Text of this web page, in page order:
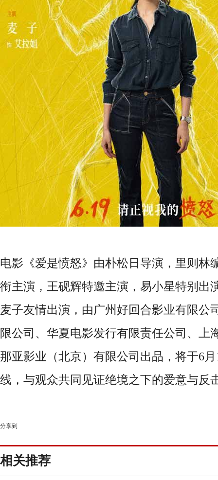
电影《爱是愤怒》由朴松日导演，里则林
衔主演，王砚辉特邀主演，易小星特别出
麦子友情出演，由广州好回合影业有限公
限公司、华夏电影发行有限责任公司、上
那亚影业（北京）有限公司出品，将于6
线，与观众共同见证绝境之下的爱意与反
分享到
相关推荐